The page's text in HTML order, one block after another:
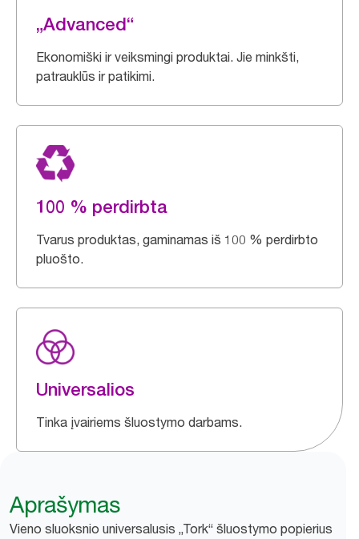
„Advanced“
Ekonomiški ir veiksmingi produktai. Jie minkšti,
patrauklūs ir patikimi.
100 % perdirbta
Tvarus produktas, gaminamas iš 100 % perdirbto
pluošto.
Universalios
Tinka įvairiems šluostymo darbams.
Aprašymas
Vieno sluoksnio universalusis „Tork“ šluostymo popierius